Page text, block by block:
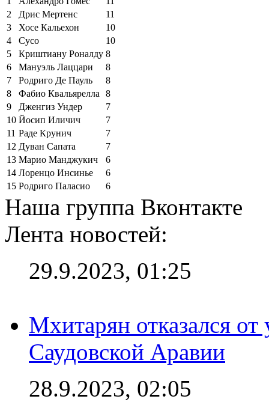
2
Дрис Мертенс
11
3
Хосе Кальехон
10
4
Сусо
10
5
Криштиану Роналду 8
6
Мануэль Лаццари
8
7
Родриго Де Пауль
8
8
Фабио Квальярелла
8
9
Дженгиз Ундер
7
10 Йосип Иличич
7
11 Раде Крунич
7
12 Дуван Сапата
7
13 Марио Манджукич
6
14 Лоренцо Инсинье
6
15 Родриго Паласио 6
Наша группа Вконтакте
Лента новостей:
29.9.2023, 01:25
Мхитарян отказался от
Саудовской Аравии
28.9.2023, 02:05